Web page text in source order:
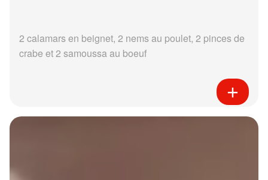
2 calamars en beignet, 2 nems au poulet, 2 pinces de
crabe et 2 samoussa au boeuf